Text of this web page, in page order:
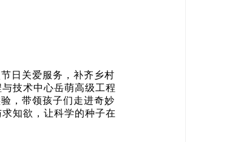
日关爱服务，补齐乡村
技术中心岳萌高级工程
，带领孩子们走进奇妙
知欲，让科学的种子在